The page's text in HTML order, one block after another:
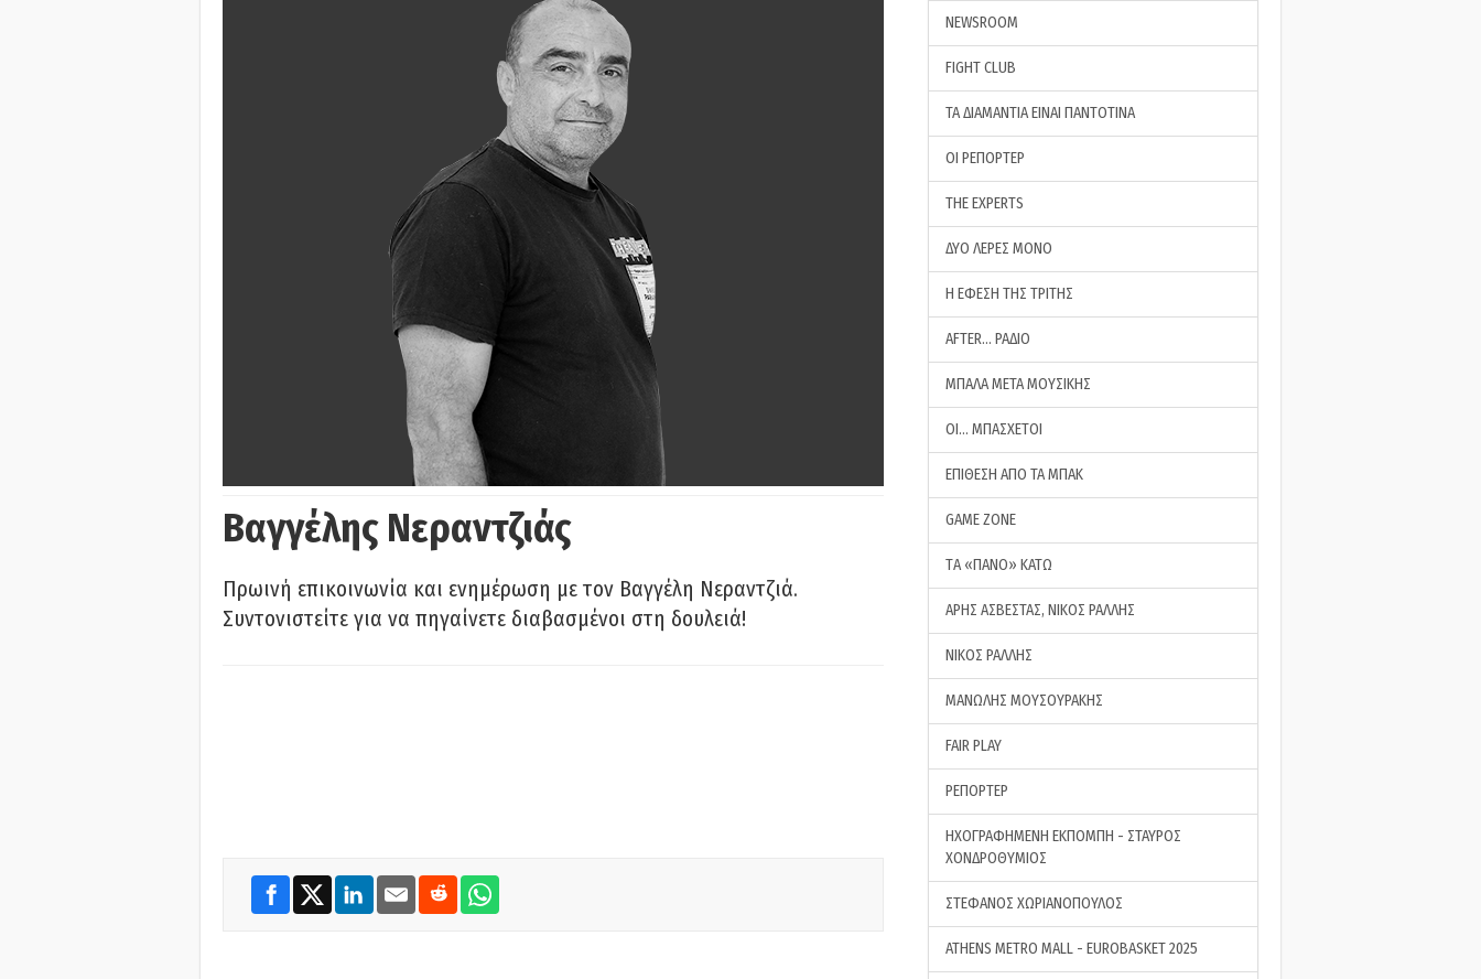
Βαγγέλης Νεραντζιάς
Πρωινή επικοινωνία και ενημέρωση με τον Βαγγέλη Νεραντζιά.
Συντονιστείτε για να πηγαίνετε διαβασμένοι στη δουλειά!
NEWSROOM
FIGHT CLUB
ΤΑ ΔΙΑΜΑΝΤΙΑ ΕΙΝΑΙ ΠΑΝΤΟΤΙΝΑ
ΟΙ ΡΕΠΟΡΤΕΡ
THE EXPERTS
ΔΥΟ ΛΕΡΕΣ ΜΟΝΟ
Η ΕΦΕΣΗ ΤΗΣ ΤΡΙΤΗΣ
AFTER… ΡΑΔΙΟ
ΜΠΑΛΑ ΜΕΤΑ ΜΟΥΣΙΚΗΣ
ΟΙ… ΜΠΑΣΧΕΤΟΙ
ΕΠΙΘΕΣΗ ΑΠΟ ΤΑ ΜΠΑΚ
GAME ZONE
ΤA «ΠΑΝΟ» ΚΑΤΩ
ΑΡΗΣ ΑΣΒΕΣΤΑΣ, ΝΙΚΟΣ ΡΑΛΛΗΣ
ΝΙΚΟΣ ΡΑΛΛΗΣ
ΜΑΝΩΛΗΣ ΜΟΥΣΟΥΡΑΚΗΣ
FAIR PLAY
ΡΕΠΟΡΤΕΡ
ΗΧΟΓΡΑΦΗΜΕΝΗ ΕΚΠΟΜΠΗ - ΣΤΑΥΡΟΣ
ΧΟΝΔΡΟΘΥΜΙΟΣ
ΣΤΕΦΑΝΟΣ ΧΩΡΙΑΝΟΠΟΥΛΟΣ
ATHENS METRO MALL - EUROBASKET 2025